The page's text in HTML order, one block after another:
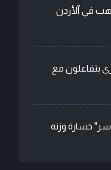
في ٱلأردن
يتفاعلون مع
خسارة وزنه